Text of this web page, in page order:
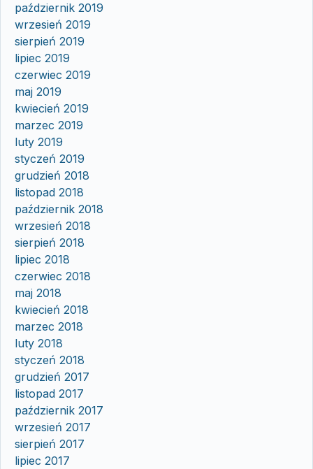
październik 2019
wrzesień 2019
sierpień 2019
lipiec 2019
czerwiec 2019
maj 2019
kwiecień 2019
marzec 2019
luty 2019
styczeń 2019
grudzień 2018
listopad 2018
październik 2018
wrzesień 2018
sierpień 2018
lipiec 2018
czerwiec 2018
maj 2018
kwiecień 2018
marzec 2018
luty 2018
styczeń 2018
grudzień 2017
listopad 2017
październik 2017
wrzesień 2017
sierpień 2017
lipiec 2017